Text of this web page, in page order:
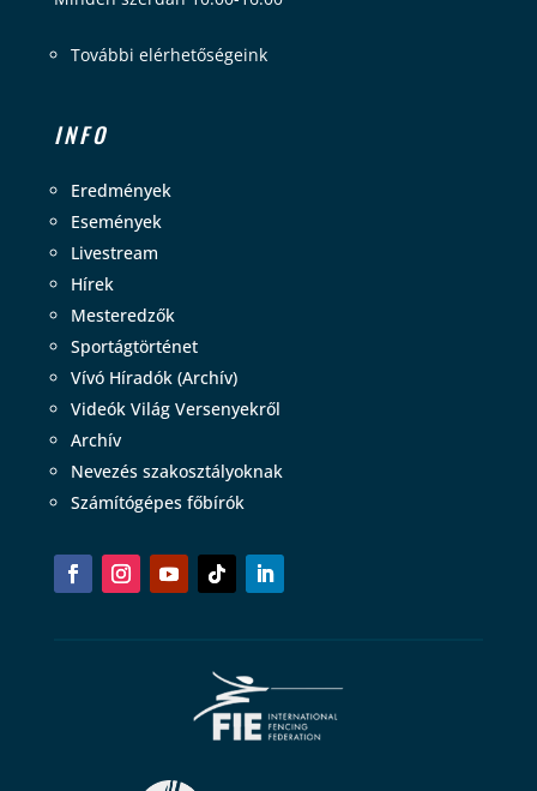
További elérhetőségeink
INFO
Eredmények
Események
Livestream
Hírek
Mesteredzők
Sportágtörténet
Vívó Híradók (Archív)
Videók Világ Versenyekről
Archív
Nevezés szakosztályoknak
Számítógépes főbírók